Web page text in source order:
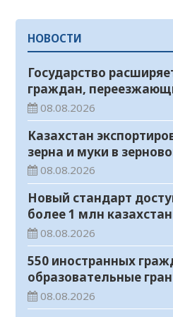
НОВОСТИ
Государство
граждан,
регионы для работы
08.08.2026
Казахстан
зерна и муки в
08.08.2026
Новый стандарт
более 1 млн
телемедицинские
08.08.2026
550 иностранных
образовательные
Казахстане
08.08.2026